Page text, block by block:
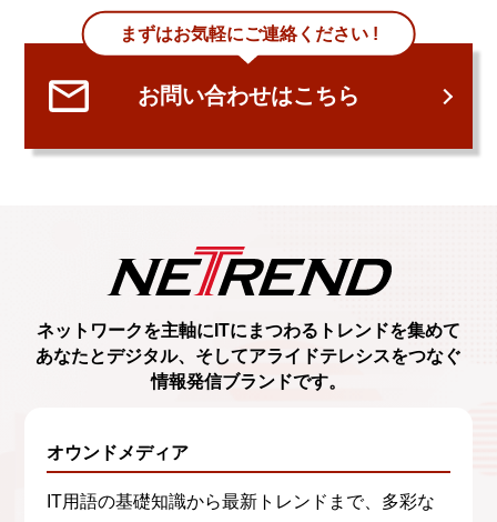
まずはお気軽にご連絡ください !
お問い合わせはこちら
ネットワークを主軸に ITにまつわるトレンドを集めて
あなたとデジタル、 そしてアライドテレシスをつなぐ
情報発信ブランドです。
オウンドメディア
IT用語の基礎知識から最新トレンドまで、多彩な